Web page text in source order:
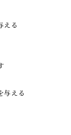
える
与える